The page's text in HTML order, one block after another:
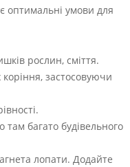
оптимальні умови для
рослин, сміття.
коріння, застосовуючи
там багато будівельного
лопати. Додайте